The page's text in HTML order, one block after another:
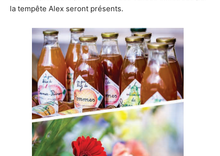
la tempête Alex seront présents.